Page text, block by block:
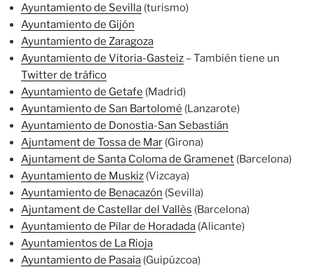
Ayuntamiento de Sevilla (turismo)
Ayuntamiento de Gijón
Ayuntamiento de Zaragoza
Ayuntamiento de Vitoria-Gasteiz – También tiene un
Twitter de tráfico
Ayuntamiento de Getafe (Madrid)
Ayuntamiento de San Bartolomé (Lanzarote)
Ayuntamiento de Donostia-San Sebastián
Ajuntament de Tossa de Mar (Girona)
Ajuntament de Santa Coloma de Gramenet (Barcelona)
Ayuntamiento de Muskiz (Vizcaya)
Ayuntamiento de Benacazón (Sevilla)
Ajuntament de Castellar del Vallès (Barcelona)
Ayuntamiento de Pilar de Horadada (Alicante)
Ayuntamientos de La Rioja
Ayuntamiento de Pasaia (Guipúzcoa)